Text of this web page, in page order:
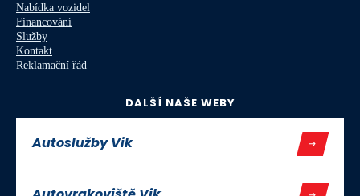
Nabídka vozidel
Financování
Služby
Kontakt
Reklamační řád
DALŠÍ NAŠE WEBY
Autoslužby Vik